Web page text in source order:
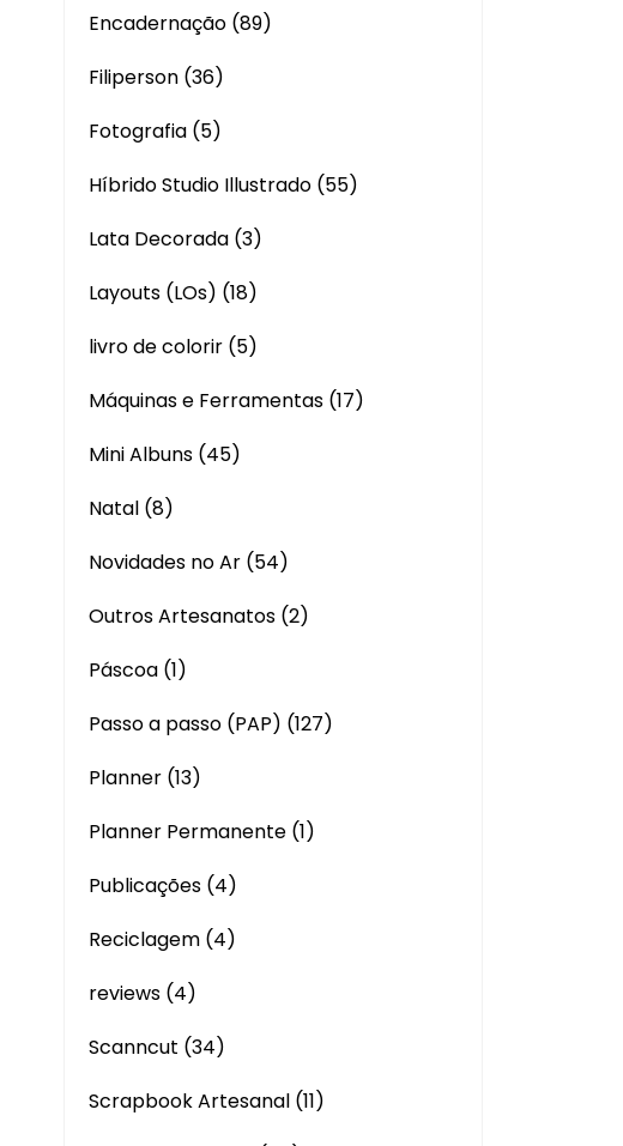
Encadernação (89)
Filiperson (36)
Fotografia (5)
Híbrido Studio Illustrado (55)
Lata Decorada (3)
Layouts (LOs) (18)
livro de colorir (5)
Máquinas e Ferramentas (17)
Mini Albuns (45)
Natal (8)
Novidades no Ar (54)
Outros Artesanatos (2)
Páscoa (1)
Passo a passo (PAP) (127)
Planner (13)
Planner Permanente (1)
Publicações (4)
Reciclagem (4)
reviews (4)
Scanncut (34)
Scrapbook Artesanal (11)